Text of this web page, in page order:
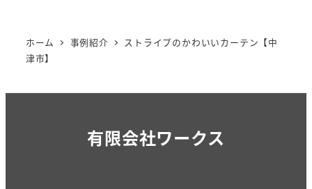
ホーム 事例紹介
ストライプのかわいいカーテン【中
津市】
有限会社ワークス